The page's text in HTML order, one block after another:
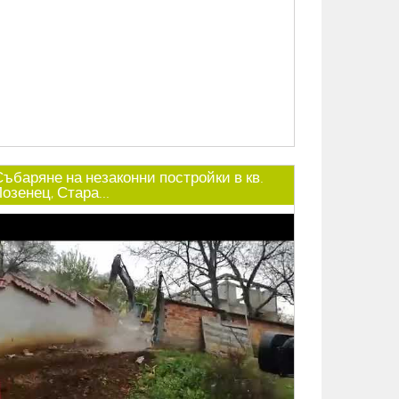
на незаконни постройки в кв.
Стара...